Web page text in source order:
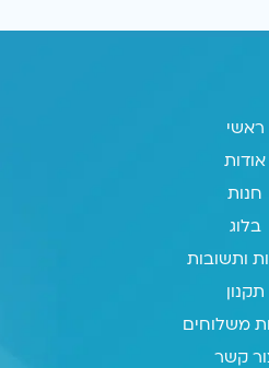
ראשי
אודות
חנות
בלוג
ותשובות
תקנון
משלוחים
קשר